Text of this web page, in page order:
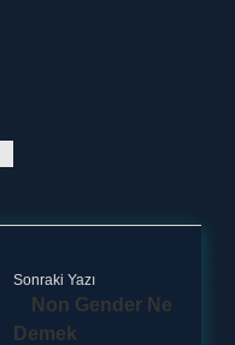
Sonraki Yazı
Non Gender Ne
Demek